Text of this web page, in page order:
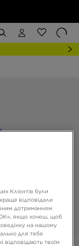
Клієнтів були
відповідали
дотриманням
якщо хочеш, щоб
на нашому
для тебе
відповідають твоїм